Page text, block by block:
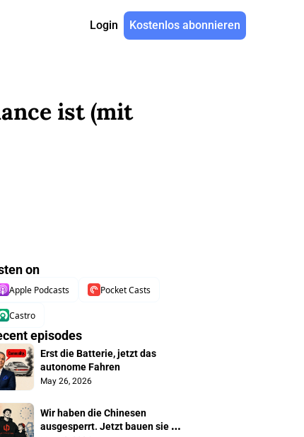
Login Kostenlos abonnieren
ist (mit
on
Apple Podcasts Pocket Casts
Castro
episodes
Erst die Batterie, jetzt das
autonome Fahren
May 26, 2026
Wir haben die Chinesen
ausgesperrt. Jetzt bauen sie